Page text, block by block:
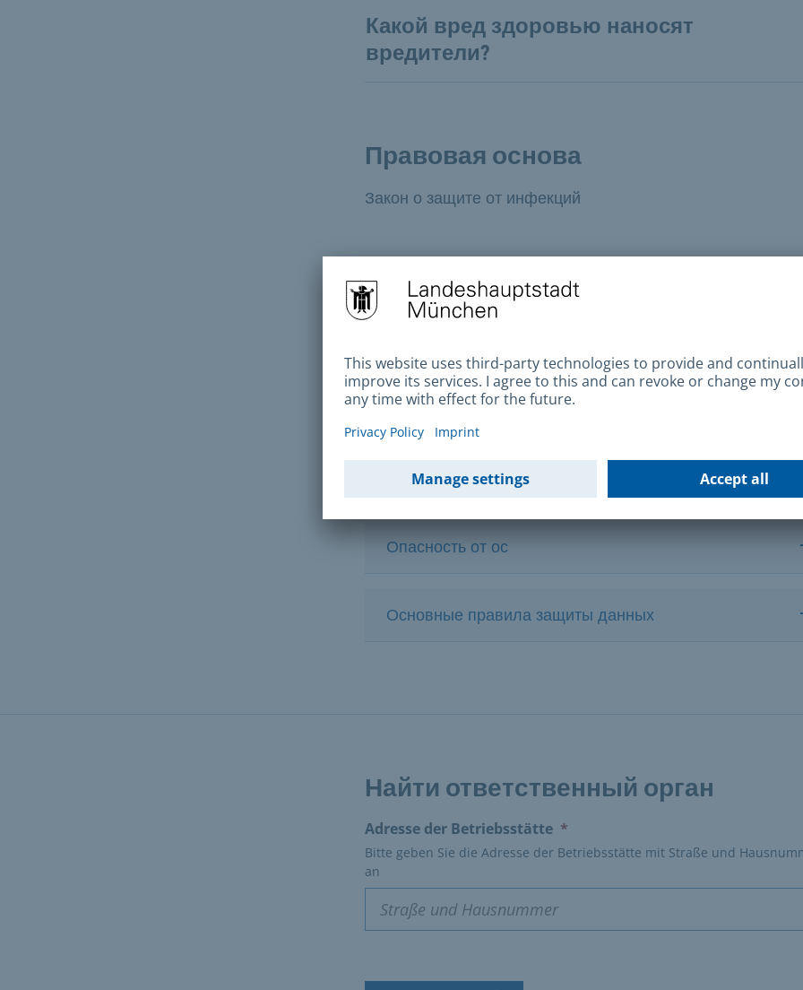
Какой вред здоровью наносят
вредители?
Правовая основа
Закон о защите от инфекций
Ссылки и файлы для скачивания
Нарушение запрета на кормление голубей
Подать жалобу на недостатки питания или гигиены
Опасность от ос
Основные правила защиты данных
Найти ответственный орган
Adresse der Betriebsstätte *
Bitte geben Sie die Adresse der Betriebsstätte mit Straße und
an